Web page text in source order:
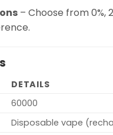
– Choose from 0%,
DETAILS
60000
Disposable vape